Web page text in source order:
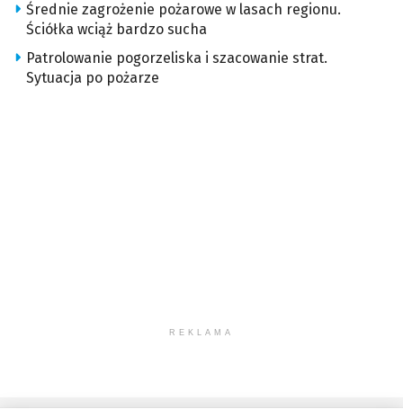
Średnie zagrożenie pożarowe w lasach regionu.
Ściółka wciąż bardzo sucha
Patrolowanie pogorzeliska i szacowanie strat.
Sytuacja po pożarze
REKLAMA